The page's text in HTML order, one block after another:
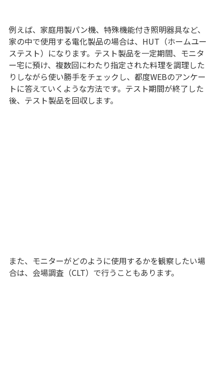
例えば、家庭用製パン機、特殊機能付き照明器具など、
家の中で使用する電化製品の場合は、HUT（ホームユー
ステスト）になります。テスト製品を一定期間、モニタ
ー宅に預け、複数回にわたり指定された料理を調理した
りしながら使い勝手をチェックし、都度WEBのアンケー
トに答えていくような方法です。テスト期間が終了した
後、テスト製品を回収します。
また、モニターがどのように使用するかを観察したい場
合は、会場調査（CLT）で行うこともあります。